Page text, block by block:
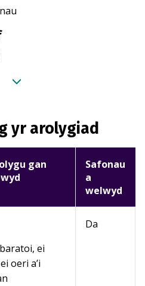
yr arolygiad
gan
Safonau
a
welwyd
ei
oeri a’i
Da